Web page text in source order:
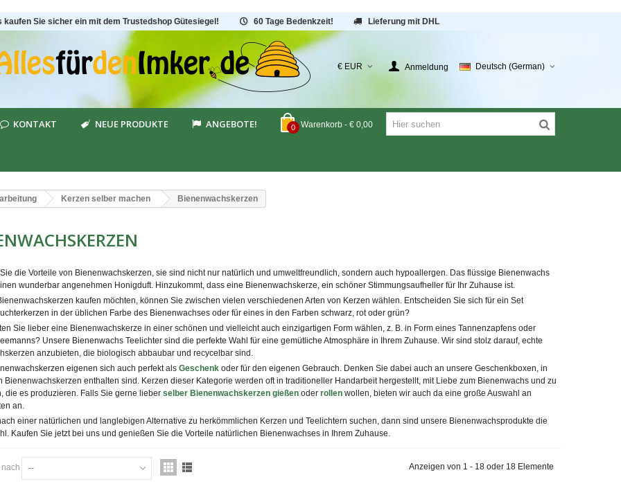
kaufen Sie sicher ein mit dem Trustedshop Gütesiegel!
60 Tage Bedenkzeit! Lieferung mit DHL
€ EUR Anmeldung Deutsch (German)
0 Warenkorb - € 0,00
KONTAKT NEUE PRODUKTE ANGEBOTE!
Kerzen selber machen Bienenwachskerzen
die Vorteile von Bienenwachskerzen, sie sind nicht nur natürlich und umweltfreundlich, sondern auch hypoallergen. Das flüssige Bienenwachs
wunderbar angenehmen Honigduft. Hinzukommt, dass eine Bienenwachskerze, ein schöner Stimmungsaufheller für Ihr Zuhause ist.
kaufen möchten, können Sie zwischen vielen verschiedenen Arten von Kerzen wählen. Entscheiden Sie sich für ein Set
in der üblichen Farbe des Bienenwachses oder für eines in den Farben schwarz, rotoder grün?
Sie lieber eine Bienenwachskerze in einer schönen und vielleicht auch einzigartigen Form wählen, z. B. in Form eines Tannenzapfens oder
? Unsere Bienenwachs Teelichter sind die perfekte Wahl für eine gemütliche Atmosphäre in Ihrem Zuhause. Wir sind stolz darauf, echte
anzubieten, die biologisch abbaubar und recycelbar sind.
eigenen sich auch perfekt als Geschenk oder für den eigenen Gebrauch. Denken Sie dabei auch an unsere Geschenkboxen, in
Bienenwachskerzen enthalten sind. Kerzen dieser Kategorie werden oft in traditioneller Handarbeit hergestellt, mit Liebe zum Bienenwachs und zu
die es produzieren. Falls Sie gerne lieber selber Bienenwachskerzen gießen oder rollen wollen, bieten wir auch da eine große Auswahl an
an.
einer natürlichen und langlebigen Alternative zu herkömmlichen Kerzen und Teelichtern suchen, dann sind unsere Bienenwachsprodukte die
Kaufen Sie jetzt bei uns und genießen Sie die Vorteile natürlichen Bienenwachses in Ihrem Zuhause.
-- Anzeigen von 1 - 18 oder 18 Elemente